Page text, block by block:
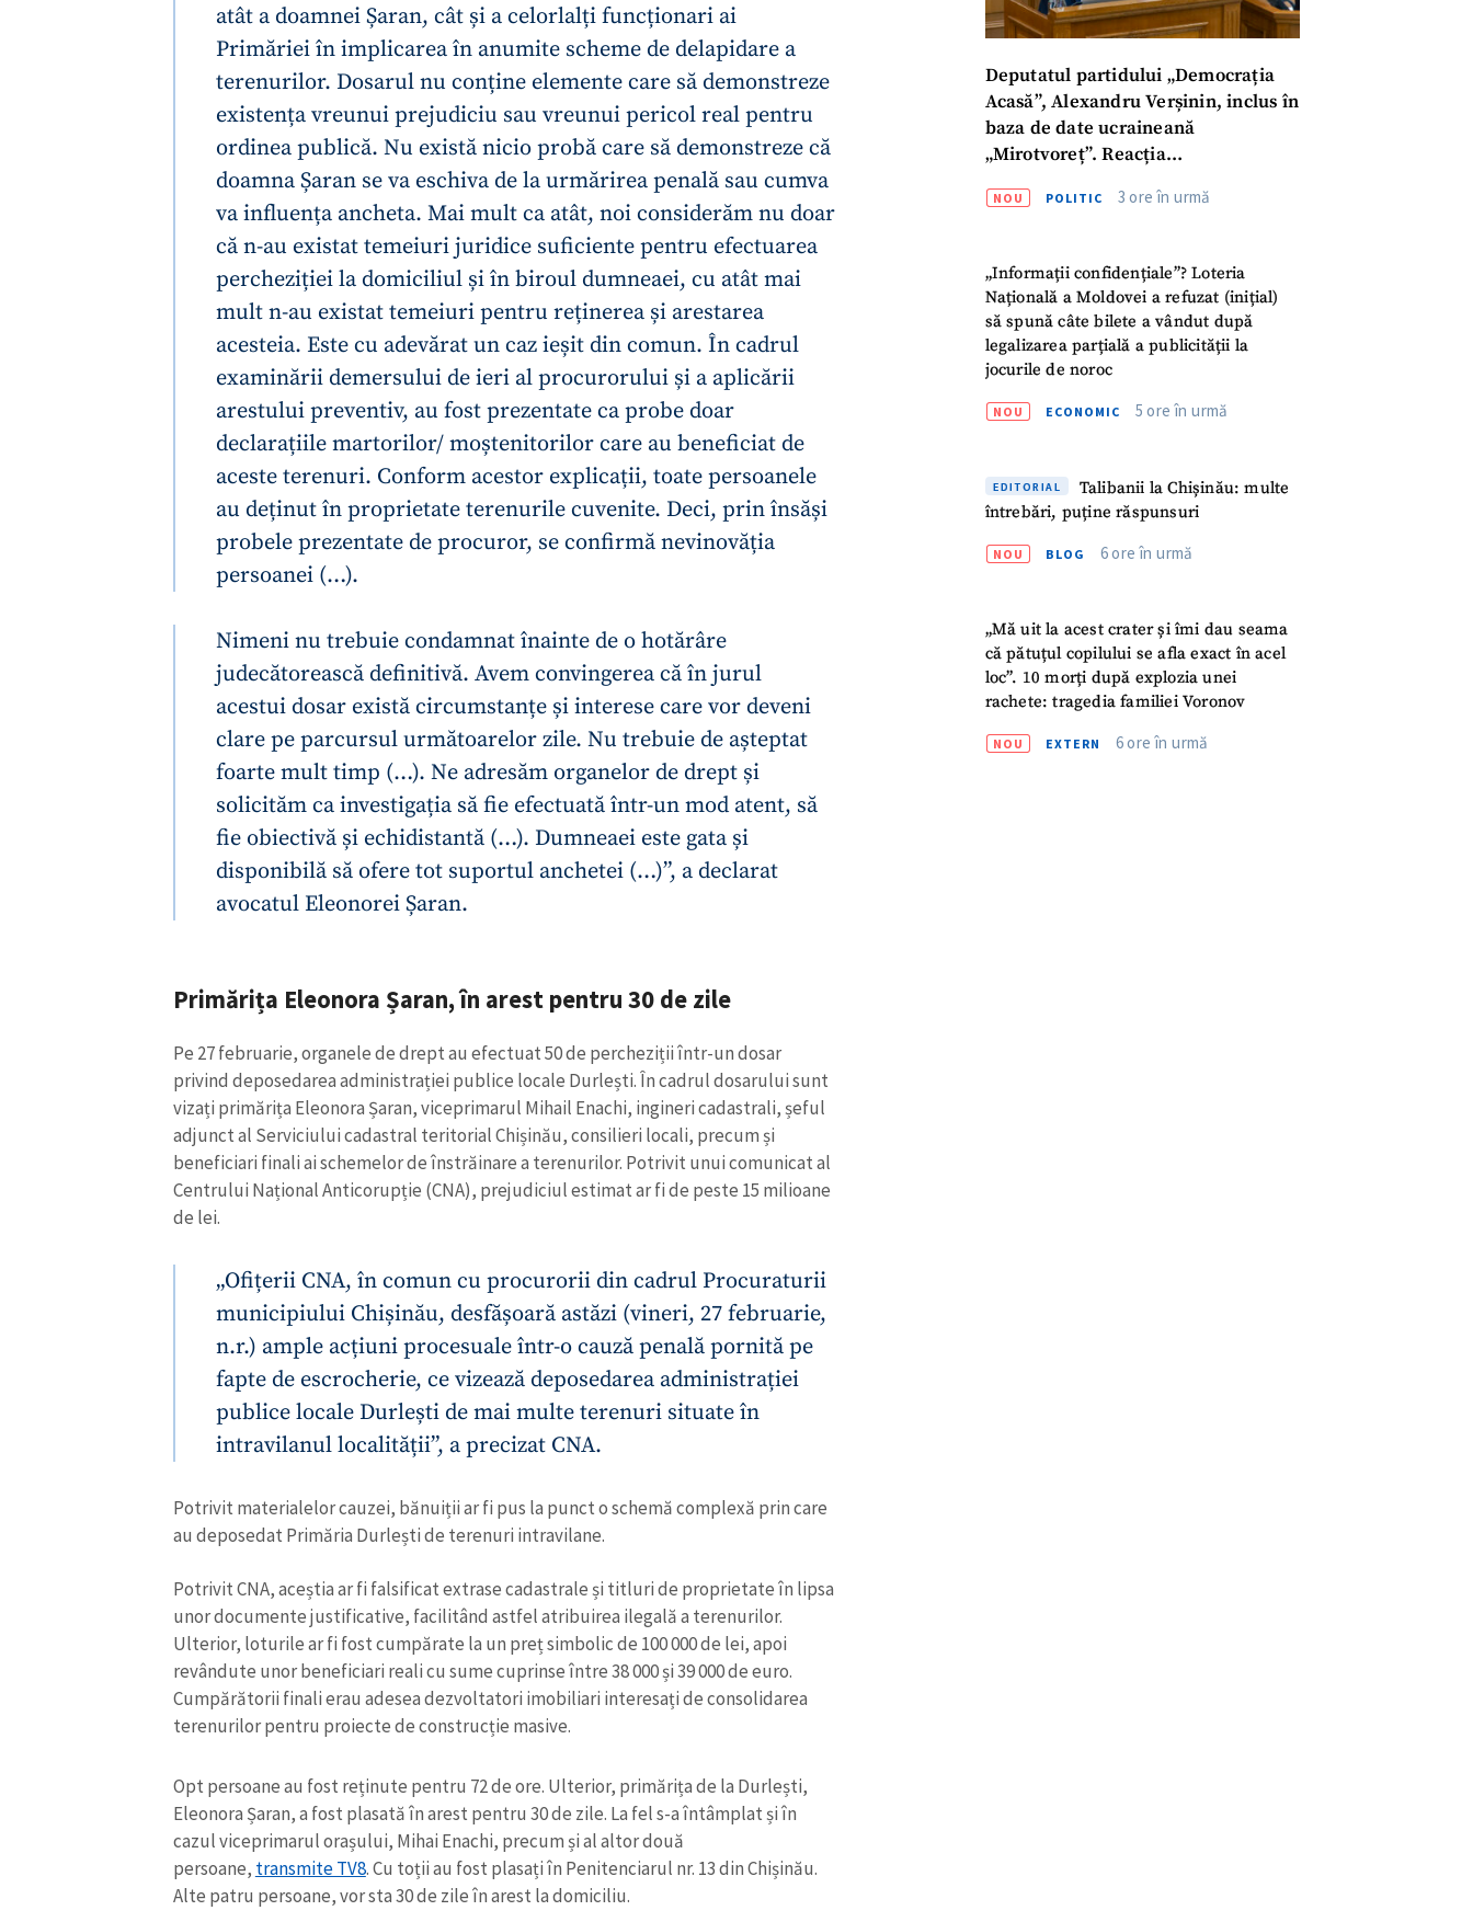
atât a doamnei Șaran, cât și a celorlalți funcționari ai
Primăriei în implicarea în anumite scheme de delapidare a
terenurilor. Dosarul nu conține elemente care să demonstreze
existența vreunui prejudiciu sau vreunui pericol real pentru
ordinea publică. Nu există nicio probă care să demonstreze că
doamna Șaran se va eschiva de la urmărirea penală sau cumva
va influența ancheta. Mai mult ca atât, noi considerăm nu doar
că n-au existat temeiuri juridice suficiente pentru efectuarea
percheziției la domiciliul și în biroul dumneaei, cu atât mai
mult n-au existat temeiuri pentru reținerea și arestarea
acesteia. Este cu adevărat un caz ieșit din comun. În cadrul
examinării demersului de ieri al procurorului și a aplicării
arestului preventiv, au fost prezentate ca probe doar
declarațiile martorilor/ moștenitorilor care au beneficiat de
aceste terenuri. Conform acestor explicații, toate persoanele
au deținut în proprietate terenurile cuvenite. Deci, prin însăși
probele prezentate de procuror, se confirmă nevinovăția
persoanei (…).
Nimeni nu trebuie condamnat înainte de o hotărâre
judecătorească definitivă. Avem convingerea că în jurul
acestui dosar există circumstanțe și interese care vor deveni
clare pe parcursul următoarelor zile. Nu trebuie de așteptat
foarte mult timp (…). Ne adresăm organelor de drept și
solicităm ca investigația să fie efectuată într-un mod atent, să
fie obiectivă și echidistantă (…). Dumneaei este gata și
disponibilă să ofere tot suportul anchetei (…)”, a declarat
avocatul Eleonorei Șaran.
Primărița Eleonora Șaran, în arest pentru 30 de zile
Pe 27 februarie, organele de drept au efectuat 50 de percheziții într-un dosar
privind deposedarea administrației publice locale Durlești. În cadrul dosarului sunt
vizați primărița Eleonora Șaran, viceprimarul Mihail Enachi, ingineri cadastrali, șeful
adjunct al Serviciului cadastral teritorial Chișinău, consilieri locali, precum și
beneficiari finali ai schemelor de înstrăinare a terenurilor. Potrivit unui comunicat al
Centrului Național Anticorupție (CNA), prejudiciul estimat ar fi de peste 15 milioane
de lei.
„Ofițerii CNA, în comun cu procurorii din cadrul Procuraturii
municipiului Chișinău, desfășoară astăzi (vineri, 27 februarie,
n.r.) ample acțiuni procesuale într-o cauză penală pornită pe
fapte de escrocherie, ce vizează deposedarea administrației
publice locale Durlești de mai multe terenuri situate în
intravilanul localității”, a precizat CNA.
Potrivit materialelor cauzei, bănuiții ar fi pus la punct o schemă complexă prin care
au deposedat Primăria Durlești de terenuri intravilane.
Potrivit CNA, aceștia ar fi falsificat extrase cadastrale și titluri de proprietate în lipsa
unor documente justificative, facilitând astfel atribuirea ilegală a terenurilor.
Ulterior, loturile ar fi fost cumpărate la un preț simbolic de 100 000 de lei, apoi
revândute unor beneficiari reali cu sume cuprinse între 38 000 și 39 000 de euro.
Cumpărătorii finali erau adesea dezvoltatori imobiliari interesați de consolidarea
terenurilor pentru proiecte de construcție masive.
Opt persoane au fost reținute pentru 72 de ore. Ulterior, primărița de la Durlești,
Eleonora Șaran, a fost plasată în arest pentru 30 de zile. La fel s-a întâmplat și în
cazul viceprimarul orașului, Mihai Enachi, precum și al altor două
persoane, transmite TV8. Cu toții au fost plasați în Penitenciarul nr. 13 din Chișinău.
Alte patru persoane, vor sta 30 de zile în arest la domiciliu.
Deputatul partidului „Democrația
Acasă”, Alexandru Verșinin, inclus în
baza de date ucraineană
„Mirotvoreț”. Reacția
NOU POLITIC 3 ore în urmă
„Informații confidențiale”? Loteria
Națională a Moldovei a refuzat (inițial)
să spună câte bilete a vândut după
legalizarea parțială a publicității la
jocurile de noroc
NOU ECONOMIC 5 ore în urmă
EDITORIAL
Talibanii la Chișinău: multe
întrebări, puține răspunsuri
NOU BLOG 6 ore în urmă
„Mă uit la acest crater și îmi dau seama
că pătuțul copilului se afla exact în acel
loc”. 10 morți după explozia unei
rachete: tragedia familiei Voronov
NOU EXTERN 6 ore în urmă
Titlu știre + Adaugă titlu
Fotografie + Încarcă imagine
Link media + Link media
+ Telefon personal
Am citit și sunt de acord cupolitica de
TRIMITE ȘTIREA